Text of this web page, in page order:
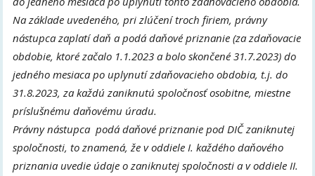
Na základe uvedeného, pri zlúčení troch firiem, právny
nástupca zaplatí daň a podá daňové priznanie (za zdaňovacie
obdobie, ktoré začalo 1.1.2023 a bolo skončené 31.7.2023) do
jedného mesiaca po uplynutí zdaňovacieho obdobia, t.j. do
31.8.2023, za každú zaniknutú spoločnosť osobitne, miestne
príslušnému daňovému úradu.
Právny nástupca podá daňové priznanie pod DIČ zaniknutej
spoločnosti, to znamená, že v oddiele I. každého daňového
priznania uvedie údaje o zaniknutej spoločnosti a v oddiele II.